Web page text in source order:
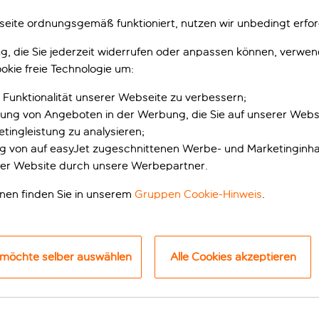
vom Feinsten auf
der östlichsten Spitze Madeiras. In dieser Gegend mit
handelt, so nahtlos fügt es sich in seine Umgebung ein.
Dekor ist die gesamte Ästhetik des Resorts durch
du die Wahl zwischen dem dreistufigen, auf mehreren
vor der Tür des Hotels liegt. Mit Kindern unterwegs?
Freizeitprogramme im Explorers Club (vier bis 12
ordnungsgemäß funktioniert, nutzen wir unbedingt
die Sie jederzeit widerrufen oder anpassen können,
freie Technologie um:
unserer Webseite zu verbessern;
von Angeboten in der Werbung, die Sie auf unserer
zu analysieren;
von auf easyJet zugeschnittenen Werbe- und
Website durch unsere Werbepartner.
finden Sie in unserem Gruppen Cookie-Hinweis.
selber auswählen Alle Cookies akzeptieren